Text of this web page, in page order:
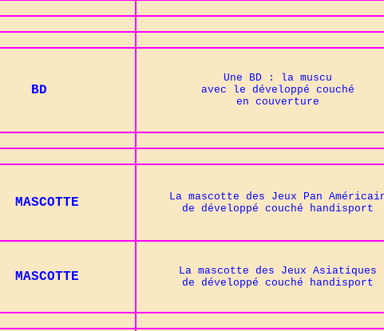
BD
Une BD : la muscu
avec le développé couché
en couverture
MASCOTTE
La mascotte des Jeux Pan
de développé couché handisport
MASCOTTE
La mascotte des Jeux Asiatiques
de développé couché handisport